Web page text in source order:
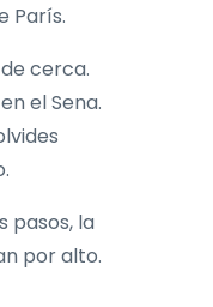
París.
cerca.
el Sena.
pasos, la
por alto.